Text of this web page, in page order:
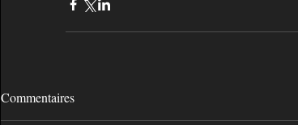
Commentaires